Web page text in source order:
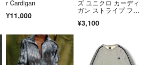
r Cardigan
¥11,000
ズ ユニクロ カーディ
ガン ストライプ フリ
¥3,100